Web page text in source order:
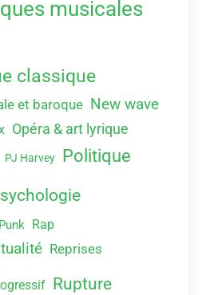
musicales
classique
et baroque New wave
Opéra & art lyrique
PJ Harvey Politique
Punk Rap
Reprises
Rupture